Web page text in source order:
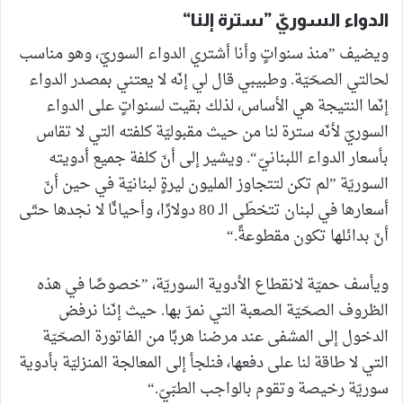
الدواء السوريّ ”سترة إلنا“
ويضيف ”منذ سنواتٍ وأنا أشتري الدواء السوريّ، وهو مناسب
لحالتي الصحّيّة. وطبيبي قال لي إنّه لا يعتني بمصدر الدواء
إنّما النتيجة هي الأساس، لذلك بقيت لسنواتٍ على الدواء
السوريّ لأنّه سترة لنا من حيث مقبوليّة كلفته التي لا تقاس
بأسعار الدواء اللبنانيّ“. ويشير إلى أنّ كلفة جميع أدويته
السوريّة ”لم تكن لتتجاوز المليون ليرةٍ لبنانيّة في حين أنّ
أسعارها في لبنان تتخطّى الـ 80 دولارًا، وأحيانًا لا نجدها حتّى
أنّ بدائلها تكون مقطوعةً.“
ويأسف حميّة لانقطاع الأدوية السوريّة، ”خصوصًا في هذه
الظروف الصحّيّة الصعبة التي نمرّ بها. حيث إنّنا نرفض
الدخول إلى المشفى عند مرضنا هربًا من الفاتورة الصحّيّة
التي لا طاقة لنا على دفعها، فنلجأ إلى المعالجة المنزليّة بأدوية
سوريّة رخيصة وتقوم بالواجب الطبّيّ.“